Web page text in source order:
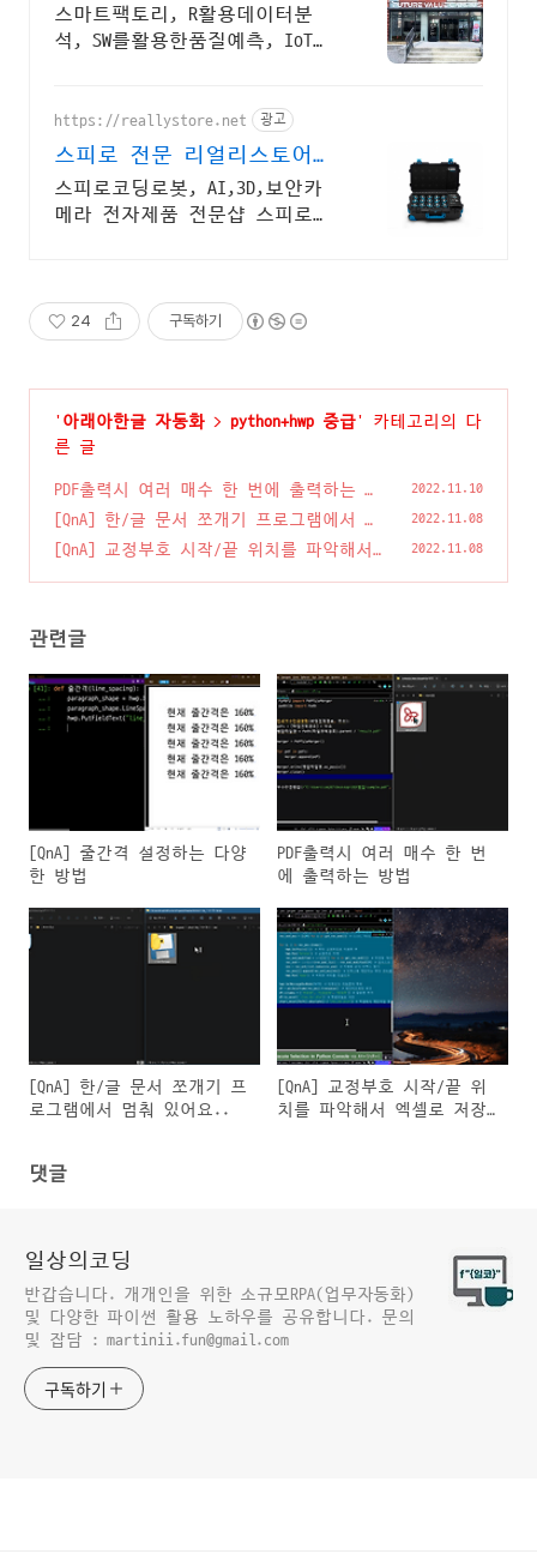
스마트팩토리, R활용데이터분
석, SW를활용한품질예측, IoT센
https://reallystore.net 광고
스피로 전문 리얼리스토어
코딩교육을 쉽고 재밌게
스피로코딩로봇, AI,3D,보안카
메라 전자제품 전문샵 스피로볼
24 구독하기
' 아래아한글 자동화 > python+hwp 중급' 카테고리의 다
른 글
PDF출력시 여러 매수 한 번에 출력하는 방
법
(2)
2022.11.10
[QnA] 한/글 문서 쪼개기 프로그램에서 멈
춰 있어요..
(2)
2022.11.08
[QnA] 교정부호 시작/끝 위치를 파악해서
2022.11.08
관련글
[QnA] 줄간격 설정하는 다양
한 방법
PDF출력시 여러 매수 한 번
에 출력하는 방법
[QnA] 한/글 문서 쪼개기 프
로그램에서 멈춰 있어요..
[QnA] 교정부호 시작/끝 위
치를 파악해서 엑셀로 저장
댓글
일상의코딩
반갑습니다. 개개인을 위한 소규모RPA(업무자동화)
및 다양한 파이썬 활용 노하우를 공유합니다. 문의
및 잡담 : martinii.fun@gmail.com
구독하기